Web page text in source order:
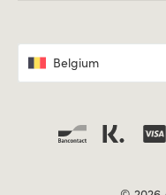
Belgium